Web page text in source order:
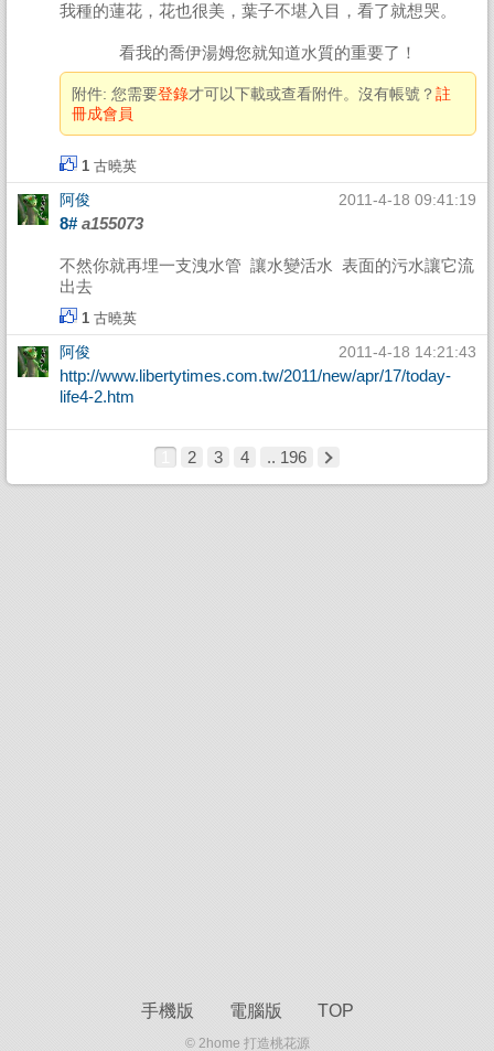
我種的蓮花，花也很美，葉子不堪入目，看了就想哭。
看我的喬伊湯姆您就知道水質的重要了！
附件: 您需要登錄才可以下載或查看附件。沒有帳號？註
冊成會員
1 古曉英
阿俊 2011-4-18 09:41:19
8# a155073
不然你就再埋一支洩水管 讓水變活水 表面的污水讓它流
出去
1 古曉英
阿俊 2011-4-18 14:21:43
http://www.libertytimes.com.tw/2011/new/apr/17/today-
life4-2.htm
2 3 4 .. 196
手機版 電腦版 TOP
© 2home 打造桃花源